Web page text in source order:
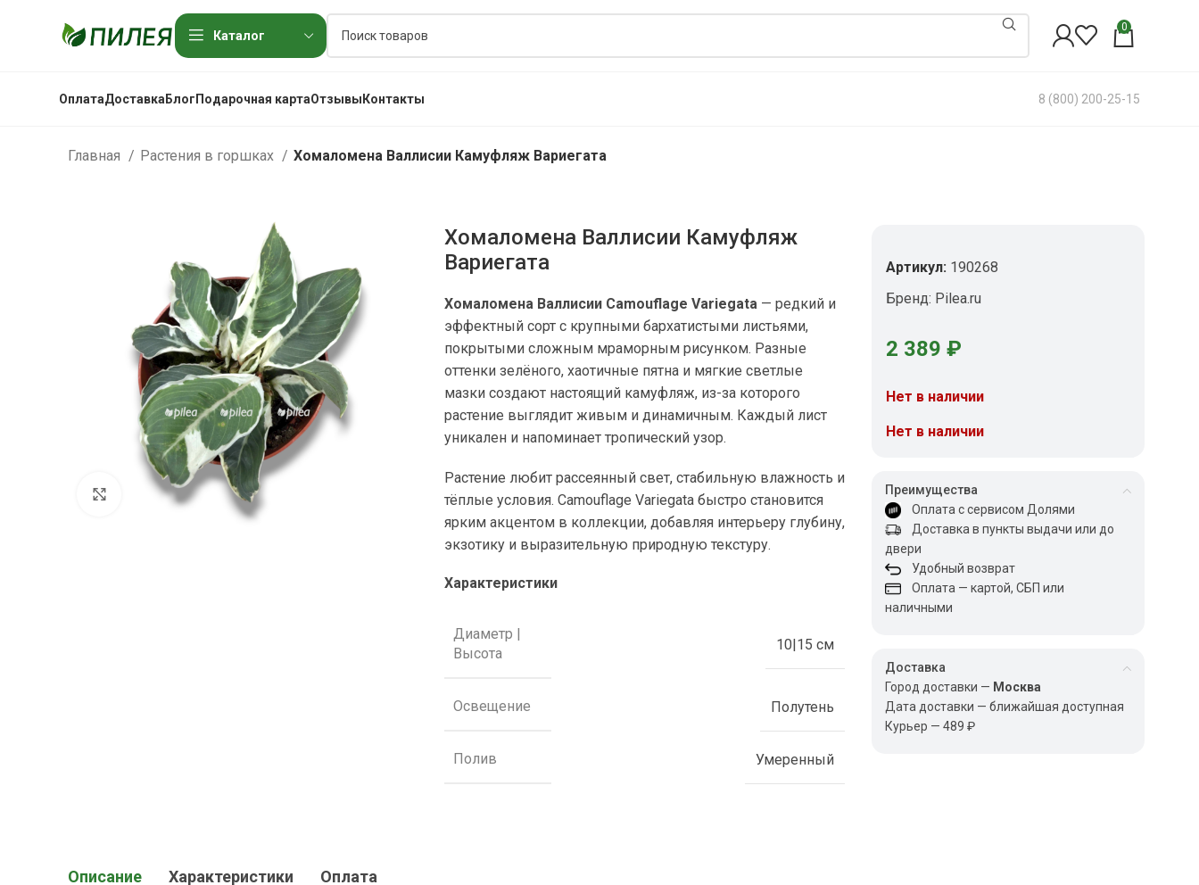
Каталог
0
ОплатаДоставка Блог Подарочная картаОтзывы Контакты 8 (800) 200-25-15
Главная Растения в горшках Хомаломена Валлисии Камуфляж Вариегата
Нажмите, чтобы увеличить
Хомаломена Валлисии Камуфляж
Вариегата
Хомаломена Валлисии Camouflage Variegata — редкий и
эффектный сорт с крупными бархатистыми листьями,
покрытыми сложным мраморным рисунком. Разные
оттенки зелёного, хаотичные пятна и мягкие светлые
мазки создают настоящий камуфляж, из-за которого
растение выглядит живым и динамичным. Каждый лист
уникален и напоминает тропический узор.
Растение любит рассеянный свет, стабильную влажность и
тёплые условия.Camouflage Variegata быстро становится
ярким акцентом в коллекции, добавляя интерьеру глубину,
экзотику и выразительную природную текстуру.
Характеристики
Диаметр |
Высота
10|15 см
Освещение Полутень
Полив Умеренный
Артикул: 190268
Бренд: Pilea.ru
2 389₽
Нет в наличии
Нет в наличии
Преимущества
Оплата с сервисом Долями
Доставка в пункты выдачи или до
двери
Удобный возврат
Оплата — картой, СБП или
наличными
Доставка
Город доставки — Москва
Дата доставки — ближайшая доступная
Курьер — 489 ₽
Описание Характеристики Оплата